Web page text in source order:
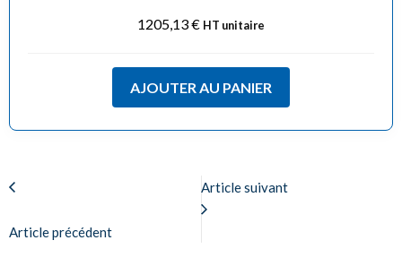
1205,13€ HT unitaire
AJOUTER AU PANIER
Article précédent
Article suivant